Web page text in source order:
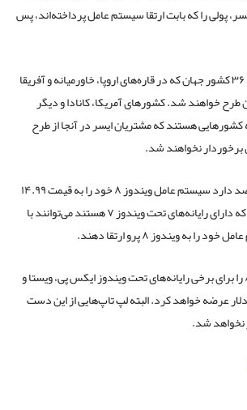
پولی را که بابت ارتقا سیستم عامل پرداخته‌اند، پس
شرکت ایسر گفته است ۳۶ کشور جهان که در قاره‌های اروپا، خاورمیانه و آفریقا
خواهند شد. کشورهای آمریکا، کانادا و دیگر
هستند که مشتریان ایسر در آنجا از طرح
برخوردار نخواهند شد.
شرکت مایکروسافت قصد دارد سیستم عامل ویندوز ۸ خود را به قیمت ۱۴.۹۹
دلار عرضه کند. کاربرانی که دارای رایانه‌های تحت ویندوز ۷ هستند می‌توانند با
به ویندوز ۸ پرو ارتقا دهند.
مایکروسافت، ویندوز ۸ را برای برخی رایانه‌های تحت ویندوز ایکس پی، ویستا و
غیره نیز به قیمت ۳۹.۹۹ دلار عرضه خواهد کرد. البته لپ تاپ‌هایی از این دست
نخواهد شد.